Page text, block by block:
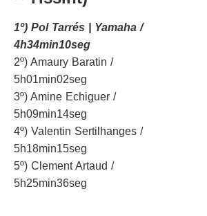
1º) Pol Tarrés | Yamaha /
4h34min10seg
2º) Amaury Baratin /
5h01min02seg
3º) Amine Echiguer /
5h09min14seg
4º) Valentin Sertilhanges /
5h18min15seg
5º) Clement Artaud /
5h25min36seg